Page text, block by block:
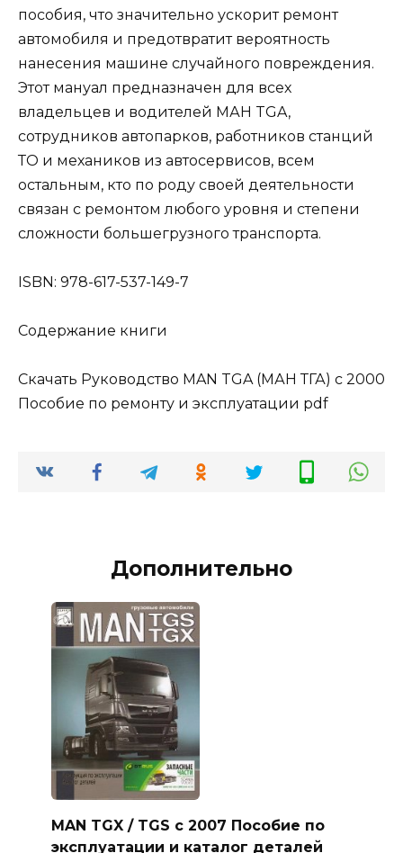
пособия, что значительно ускорит ремонт
автомобиля и предотвратит вероятность
нанесения машине случайного повреждения.
Этот мануал предназначен для всех
владельцев и водителей MАН TGA,
сотрудников автопарков, работников станций
ТО и механиков из автосервисов, всем
остальным, кто по роду своей деятельности
связан с ремонтом любого уровня и степени
сложности большегрузного транспорта.
ISBN: 978-617-537-149-7
Содержание книги
Скачать Руководство MAN TGA (МАН ТГА) с 2000
Пособие по ремонту и эксплуатации pdf
Дополнительно
MAN TGX / TGS c 2007 Пособие по
эксплуатации и каталог деталей